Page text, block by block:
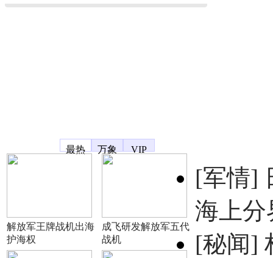
最热
万象 VIP
解放军王牌战机出海
护海权
成飞研发解放军五代
战机
[军情]
海上分
[秘闻]